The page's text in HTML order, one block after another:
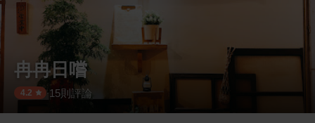
冉冉日嚐
4.2 ·15則評論